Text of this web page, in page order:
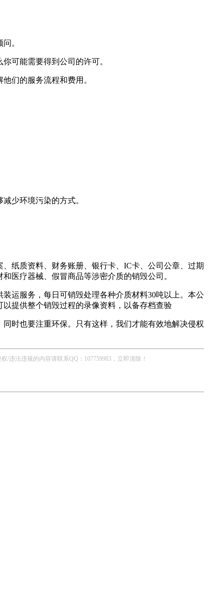
。
可能需要得到公司的许可。
们的服务流程和费用。
少环境污染的方式。
纸质资料、财务账册、银行卡、IC卡、公司公章、过期
医疗器械、假冒商品等涉密介质的销毁公司。
运服务，每日可销毁处理各种介质材料30吨以上。本公
提供整个销毁过程的录像资料，以备存档查验
时也要注重环保。只有这样，我们才能有效地解决侵权
违法违规的内容请联系QQ：107759983，立即清除！